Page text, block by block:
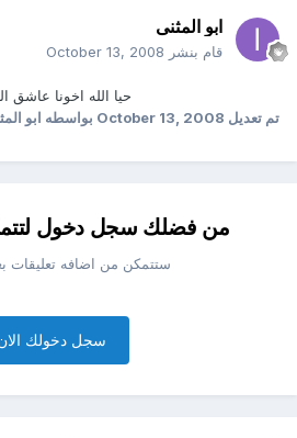
ابو المثنى
قام بنشر October 13, 2008
حيا الله اخونا عاشق
تم تعديل October 13, 2008بواسطه ابو
من فضلك سجل دخول
ستتمكن من اضافه تعليقات
سجل دخولك الان